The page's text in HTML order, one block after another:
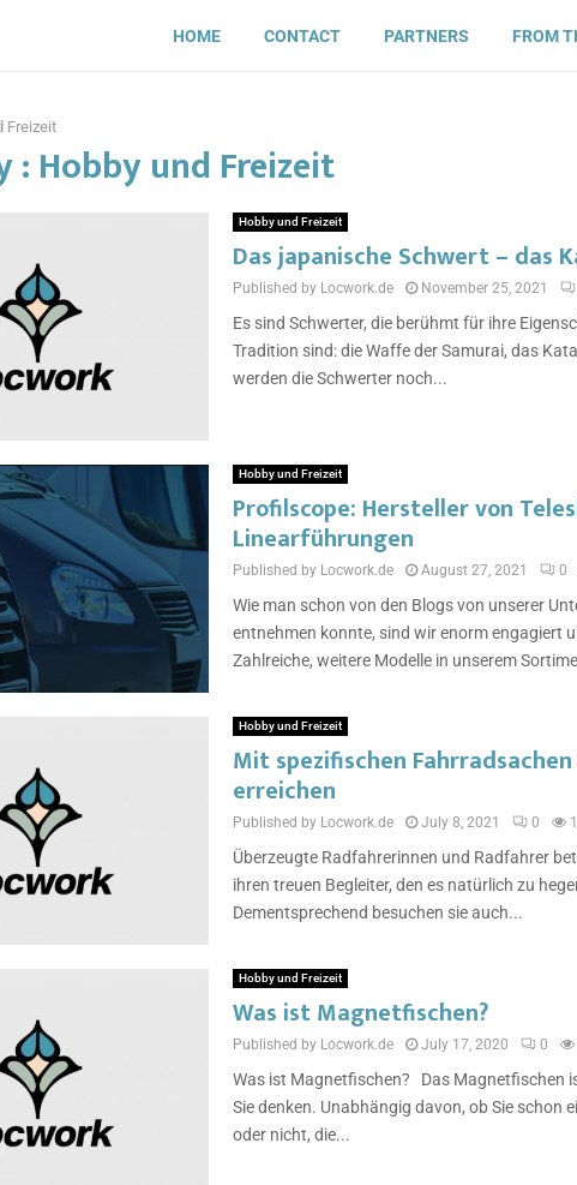
HOME CONTACT PARTNERS FROM
Freizeit
: Hobby und Freizeit
Hobby und Freizeit
Das japanische Schwert – das
Published by Locwork.de November 25, 2021
Es sind Schwerter, die berühmt für ihre
Tradition sind: die Waffe der Samurai, das
werden die Schwerter noch...
Hobby und Freizeit
Profilscope: Hersteller von
Linearführungen
Published by Locwork.de August 27, 2021 0
Wie man schon von den Blogs von unserer
entnehmen konnte, sind wir enorm engagiert
Zahlreiche, weitere Modelle in unserem
Hobby und Freizeit
Mit spezifischen
erreichen
Published by Locwork.de July 8, 2021 0
Überzeugte Radfahrerinnen und Radfahrer
ihren treuen Begleiter, den es natürlich zu
Dementsprechend besuchen sie auch...
Hobby und Freizeit
Was ist Magnetfischen?
Published by Locwork.de July 17, 2020 0
Was ist Magnetfischen? Das Magnetfischen
Sie denken. Unabhängig davon, ob Sie schon
oder nicht, die...